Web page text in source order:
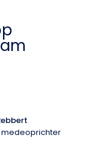
medeoprichter